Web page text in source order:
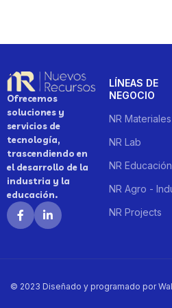
Ofrecemos
soluciones y
servicios de
tecnología,
trascendiendo en
el desarrollo de la
industria y la
educación.
LÍNEAS DE
NEGOCIO
NR Materiales
NR Lab
NR Educación
NR Agro -
NR Projects
© 2023 Diseñado y programado por